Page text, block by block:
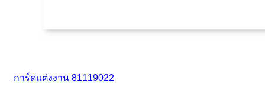
การ์ดแต่งงาน 81119022